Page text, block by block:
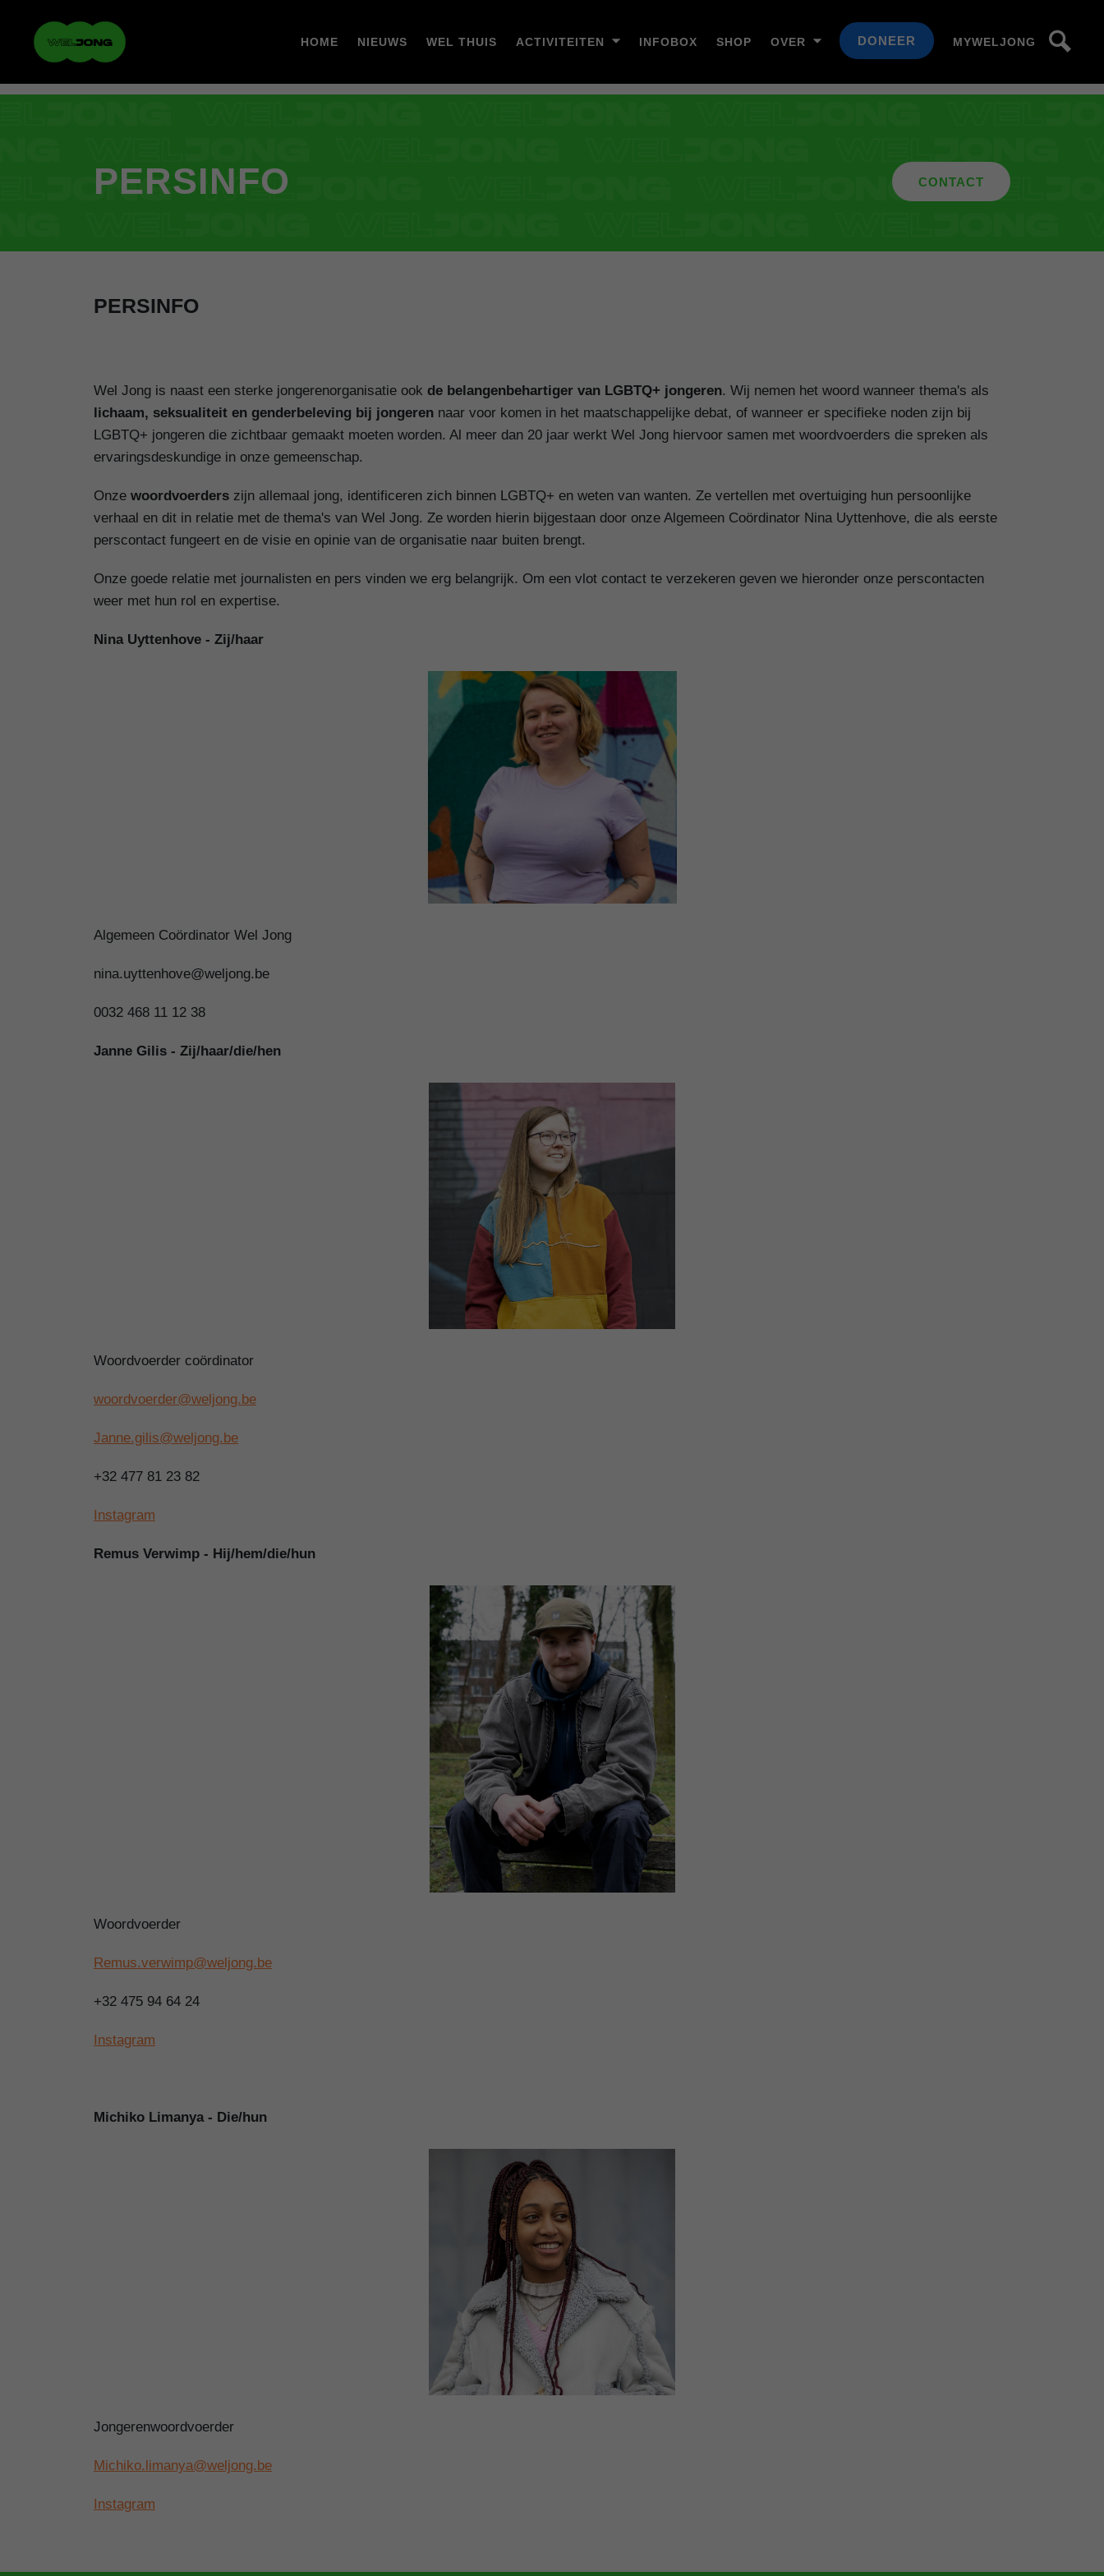
HOME NIEUWS WEL THUIS ACTIVITEITEN INFOBOX SHOP OVER DONEER MYWELJONG
PERSINFO CONTACT
PERSINFO
Wel Jong is naast een sterke jongerenorganisatie ook de belangenbehartiger van LGBTQ+ jongeren. Wij nemen het woord wanneer thema's als
lichaam, seksualiteit en genderbeleving bij jongeren naar voor komen in het maatschappelijke debat, of wanneer er specifieke noden zijn bij
LGBTQ+ jongeren die zichtbaar gemaakt moeten worden. Al meer dan 20 jaar werkt Wel Jong hiervoor samen met woordvoerders die spreken als
ervaringsdeskundige in onze gemeenschap.
Onze woordvoerders zijn allemaal jong, identificeren zich binnen LGBTQ+ en weten van wanten. Ze vertellen met overtuiging hun persoonlijke
verhaal en dit in relatie met de thema's van Wel Jong. Ze worden hierin bijgestaan door onze Algemeen Coördinator Nina Uyttenhove, die als eerste
perscontact fungeert en de visie en opinie van de organisatie naar buiten brengt.
Onze goede relatie met journalisten en pers vinden we erg belangrijk. Om een vlot contact te verzekeren geven we hieronder onze perscontacten
weer met hun rol en expertise.
Nina Uyttenhove - Zij/haar
Algemeen Coördinator Wel Jong
nina.uyttenhove@weljong.be
0032 468 11 12 38
Janne Gilis - Zij/haar/die/hen
Woordvoerder coördinator
woordvoerder@weljong.be
Janne.gilis@weljong.be
+32 477 81 23 82
Instagram
Remus Verwimp - Hij/hem/die/hun
Woordvoerder
Remus.verwimp@weljong.be
+32 475 94 64 24
Instagram
Michiko Limanya - Die/hun
Jongerenwoordvoerder
Michiko.limanya@weljong.be
Instagram